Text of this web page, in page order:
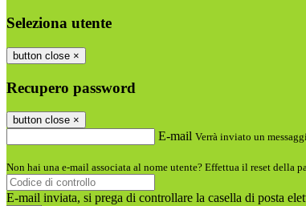
Seleziona utente
button close ×
Recupero password
button close ×
E-mail Verrà inviato un
Non hai una e-mail associata al nome utente? Effettua il reset della
E-mail inviata, si prega di controllare la casella di posta